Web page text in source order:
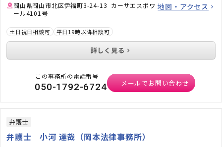
岡山県岡山市北区伊福町3-24-13 カーサエスポワ
ール4101号
地図・アクセス
土日祝日相談可 平日19時以降相談可
詳しく見る
この事務所の電話番号
050-1792-6724 メールでお問い合わせ
弁護士
弁護士 小河 達哉（岡本法律事務所）